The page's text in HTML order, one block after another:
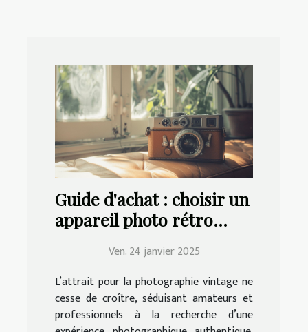
Guide d'achat : choisir un
appareil photo rétro
Ven. 24 janvier 2025
L’attrait pour la photographie vintage ne
cesse de croître, séduisant amateurs et
professionnels à la recherche d’une